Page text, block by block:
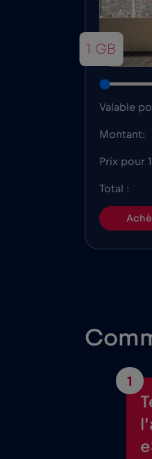
1 GB
Valable
Montant:
Prix pour
Total :
1